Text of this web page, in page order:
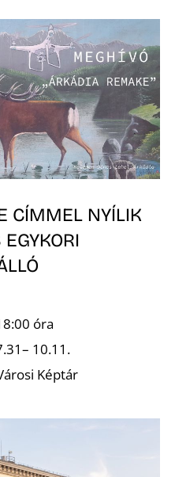
CÍMMEL NYÍLIK
óra
10.11.
Képtár